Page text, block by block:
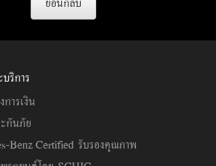
ริการ
ารเงิน
กันภัย
Benz Certified รับรองคุณภาพ